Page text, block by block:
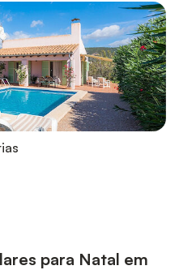
para Natal em